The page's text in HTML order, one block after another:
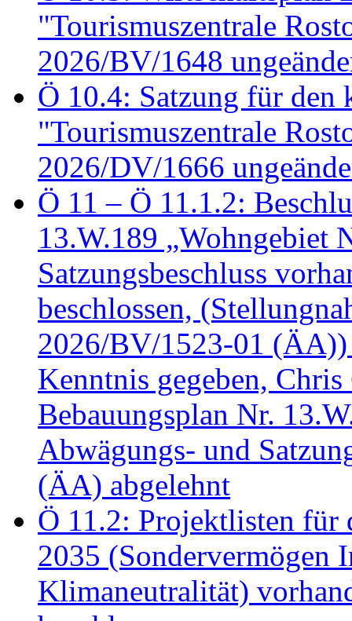
"Tourismuszentrale
2026/BV/1648
Ö 10.4: Satzung für den
"Tourismuszentrale
2026/DV/1666
Ö 11 – Ö 11.1.2:
13.W.189 „Wohngebiet
Satzungsbeschluss
beschlossen,
2026/BV/1523-01
Kenntnis gegeben,
Bebauungsplan Nr.
Abwägungs- und
(ÄA) abgelehnt
Ö 11.2: Projektlisten für
2035 (Sondervermögen
Klimaneutralität)